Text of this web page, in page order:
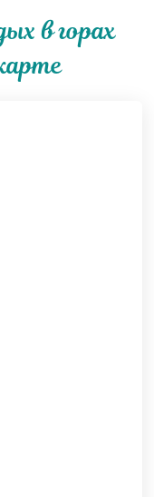
в горах